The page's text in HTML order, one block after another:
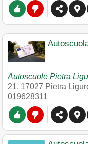
Autoscuole Pietra
21, 17027 Pietra
019628311